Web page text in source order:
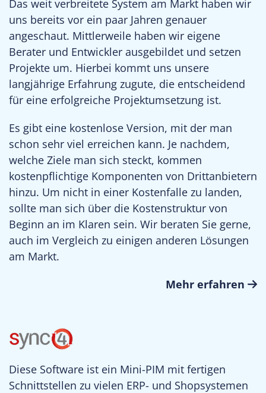
Das weit verbreitete System am Markt haben wir
uns bereits vor ein paar Jahren genauer
angeschaut. Mittlerweile haben wir eigene
Berater und Entwickler ausgebildet und setzen
Projekte um. Hierbei kommt uns unsere
langjährige Erfahrung zugute, die entscheidend
für eine erfolgreiche Projektumsetzung ist.
Es gibt eine kostenlose Version, mit der man
schon sehr viel erreichen kann. Je nachdem,
welche Ziele man sich steckt, kommen
kostenpflichtige Komponenten von Drittanbietern
hinzu. Um nicht in einer Kostenfalle zu landen,
sollte man sich über die Kostenstruktur von
Beginn an im Klaren sein. Wir beraten Sie gerne,
auch im Vergleich zu einigen anderen Lösungen
am Markt.
Mehr erfahren
Diese Software ist ein Mini-PIM mit fertigen
Schnittstellen zu vielen ERP- und Shopsystemen